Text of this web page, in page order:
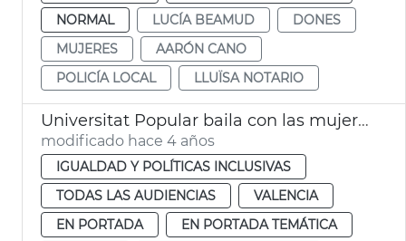
NORMAL
LUCÍA BEAMUD
DONES
MUJERES
AARÓN CANO
POLICÍA LOCAL
LLUÏSA NOTARIO
Universitat Popular baila con las mujeres del 8M
modificado hace 4 años
IGUALDAD Y POLÍTICAS INCLUSIVAS
TODAS LAS AUDIENCIAS
VALENCIA
EN PORTADA
EN PORTADA TEMÁTICA